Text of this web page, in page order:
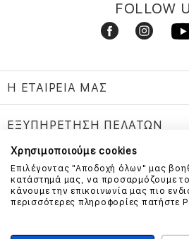
FOLLOW
Η ΕΤΑΙΡΕΙΑ ΜΑΣ
ΕΞΥΠΗΡΕΤΗΣΗ ΠΕΛΑΤΩΝ
ΕΠΙΚΟΙΝΩΝΗΣΤΕ
210 999 4510
Χρησιμοποιούμε cookies
Επιλέγοντας "Αποδοχή όλων" μας
κατάστημά μας, να προσαρμόζουμε
κάνουμε την επικοινωνία μας πιο
περισσότερες πληροφορίες πατήστε